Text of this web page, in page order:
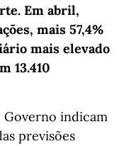
Em abril,
mais 57,4%
mais elevado
13.410
Governo indicam
previsões